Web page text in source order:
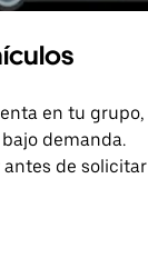
en tu grupo,
demanda.
antes de solicitar